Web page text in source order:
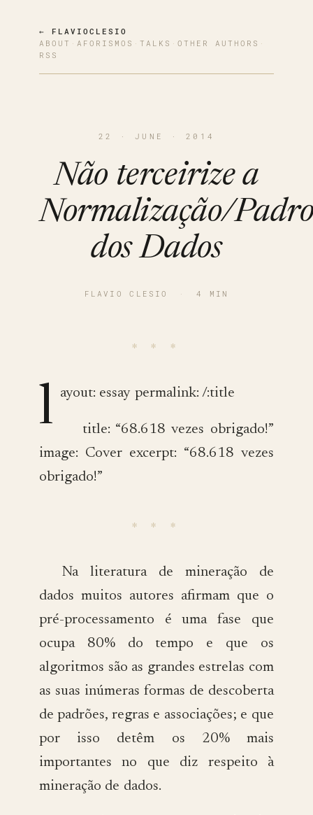
← FLAVIOCLESIO
ABOUT · AFORISMOS · TALKS · OTHER AUTHORS ·
RSS
22 · JUNE · 2014
Não terceirize a
Normalização/
dos Dados
FLAVIO CLESIO · 4 MIN
l ayout: essay permalink: /:title
title: “68.618 vezes obrigado!”
image: Cover excerpt: “68.618 vezes
obrigado!”
Na literatura de mineração de
dados muitos autores afirmam que o
pré-processamento é uma fase que
ocupa 80% do tempo e que os
algoritmos são as grandes estrelas com
as suas inúmeras formas de descoberta
de padrões, regras e associações; e que
por isso detêm os 20% mais
importantes no que diz respeito à
mineração de dados.